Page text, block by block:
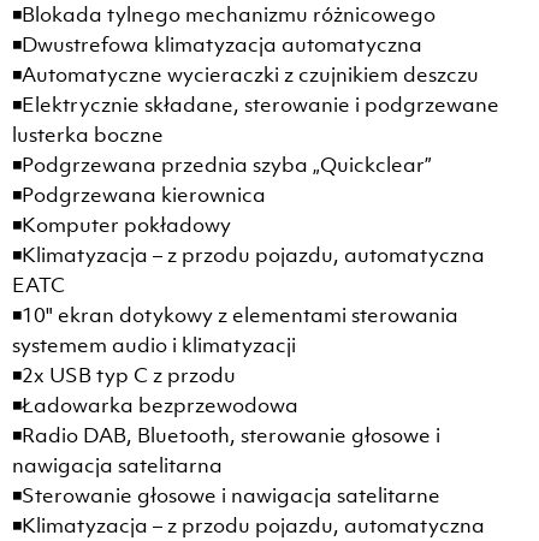
◾Blokada tylnego mechanizmu różnicowego
◾Dwustrefowa klimatyzacja automatyczna
◾Automatyczne wycieraczki z czujnikiem deszczu
◾Elektrycznie składane, sterowanie i podgrzewane
lusterka boczne
◾Podgrzewana przednia szyba „Quickclear”
◾Podgrzewana kierownica
◾Komputer pokładowy
◾Klimatyzacja – z przodu pojazdu, automatyczna
EATC
◾10" ekran dotykowy z elementami sterowania
systemem audio i klimatyzacji
◾2x USB typ C z przodu
◾Ładowarka bezprzewodowa
◾Radio DAB, Bluetooth, sterowanie głosowe i
nawigacja satelitarna
◾Sterowanie głosowe i nawigacja satelitarne
◾Klimatyzacja – z przodu pojazdu, automatyczna